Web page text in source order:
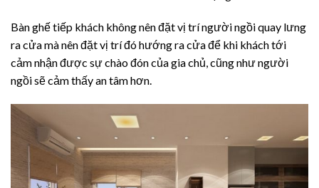
Bàn ghế tiếp khách không nên đặt vị trí người ngồi quay lưng
ra cửa mà nên đặt vị trí đó hướng ra cửa để khi khách tới
cảm nhận được sự chào đón của gia chủ, cũng như người
ngồi sẽ cảm thấy an tâm hơn.